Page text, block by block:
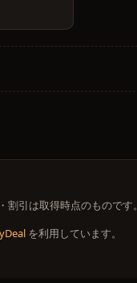
引は取得時点のものです。
を利用しています。